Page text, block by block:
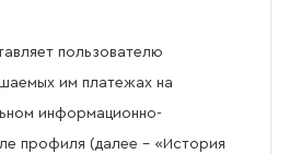
пользователю
им платежах на
информационно-
профиля (далее – «История